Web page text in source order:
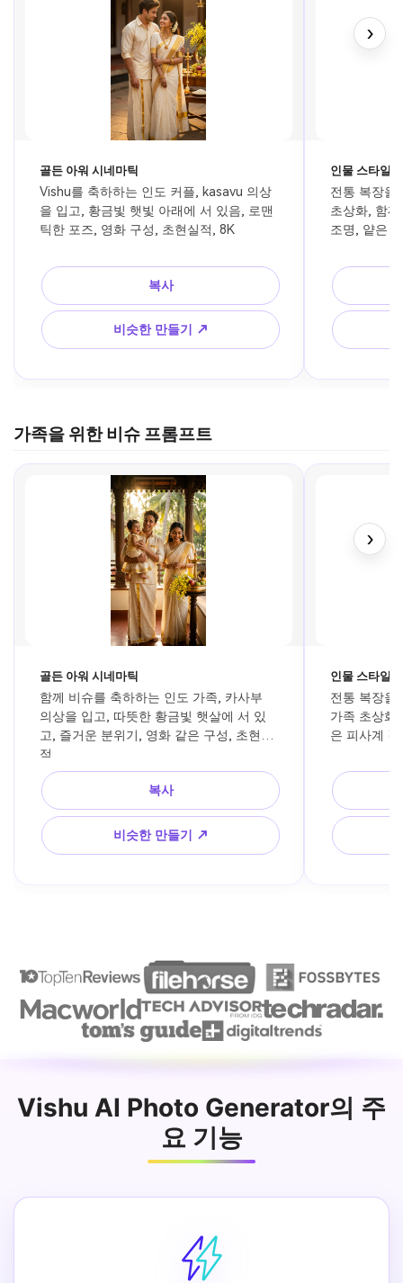
골든 아워 시네마틱
Vishu를 축하하는 인도 커플, kasavu 의상
을 입고, 황금빛 햇빛 아래에 서 있음, 로맨
틱한 포즈, 영화 구성, 초현실적, 8K
복사
비슷한 만들기 ↗
인물 스타일
전통 복장을
초상화, 함
조명, 얕은
›
가족을 위한 비슈 프롬프트
골든 아워 시네마틱
함께 비슈를 축하하는 인도 가족, 카사부
의상을 입고, 따뜻한 황금빛 햇살에 서 있
고, 즐거운 분위기, 영화 같은 구성, 초현실
적
복사
비슷한 만들기 ↗
인물 스타일
전통 복장을
가족 초상화
은 피사계
›
Vishu AI Photo Generator의 주
요 기능